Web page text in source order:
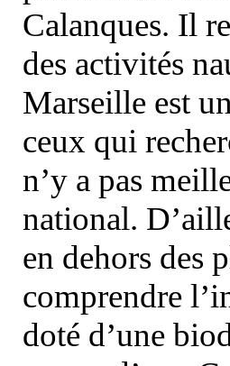
Calanques. Il
des activités
Marseille est
ceux qui
n’y a pas
national.
en dehors des
comprendre
doté d’une